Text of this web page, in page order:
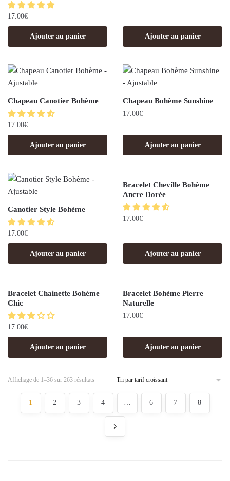
17.00€
Ajouter au panier Ajouter au panier
Chapeau Canotier Bohème
17.00€
Ajouter au panier
Chapeau Bohème Sunshine
17.00€
Ajouter au panier
Canotier Style Bohème
17.00€
Ajouter au panier
Bracelet Cheville Bohème
Ancre Dorée
17.00€
Ajouter au panier
Bracelet Chainette Bohème
Chic
17.00€
Ajouter au panier
Bracelet Bohème Pierre
Naturelle
17.00€
Ajouter au panier
Affichage de 1–36 sur 263 résultats
1 2 3 4 6 7 8